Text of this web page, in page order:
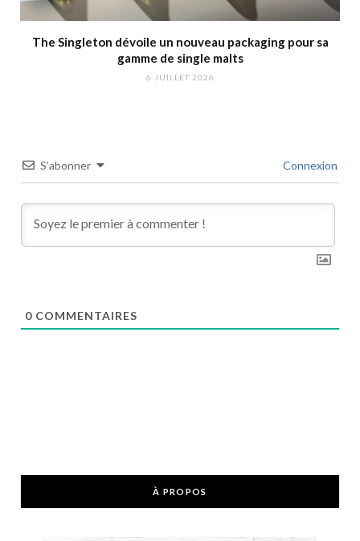
The Singleton dévoile un nouveau packaging pour sa
gamme de single malts
6 JUILLET 2026
S’abonner Connexion
0 COMMENTAIRES
À PROPOS